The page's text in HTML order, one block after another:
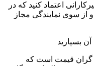
اعتماد کنید که در
از سوی نمایندگی مجاز
بسپارید
گران قیمت است که